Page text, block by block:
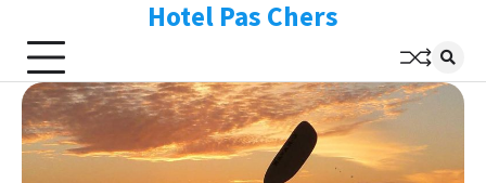
content
Hotel Pas Chers